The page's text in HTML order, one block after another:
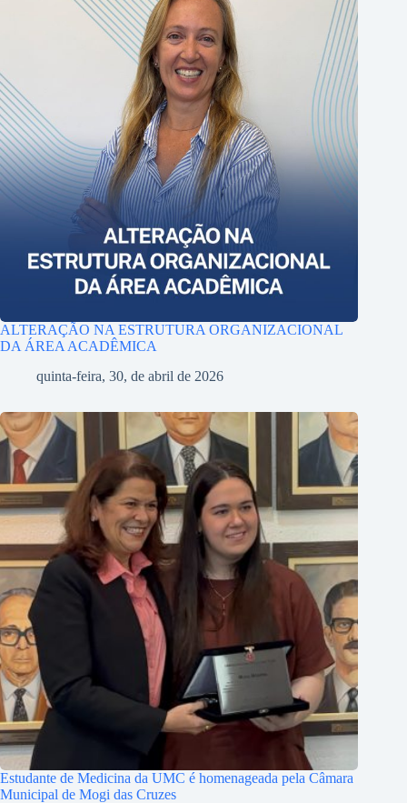
ALTERAÇÃO NA ESTRUTURA ORGANIZACIONAL
DA ÁREA ACADÊMICA
quinta-feira, 30, de abril de 2026
Estudante de Medicina da UMC é homenageada pela Câmara
Municipal de Mogi das Cruzes